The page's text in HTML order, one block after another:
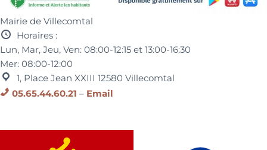
Mairie de Villecomtal
Horaires :
Lun, Mar, Jeu, Ven:08:00-12:15 et13:00-16:30
Mer:08:00-12:00
1, Place Jean XXIII 12580 Villecomtal
05.65.44.60.21 – Email